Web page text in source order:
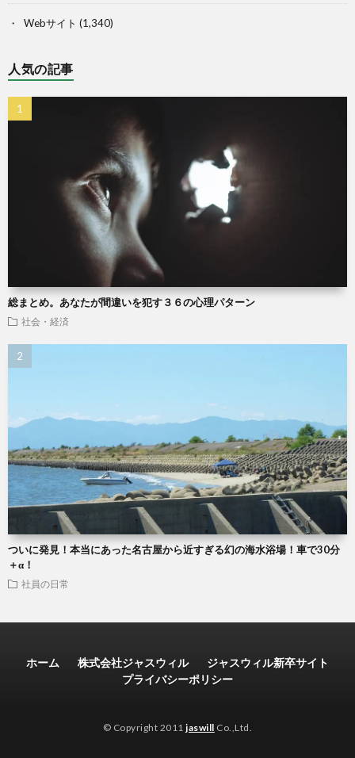
Webサイト (1,340)
人気の記事
総まとめ。あなたが間違いを犯す３６の心理パターン
社会・経済
ついに発見！本当にあった名古屋から近すぎる幻の海水浴場！車で30分
＋α！
社員の日常
ホーム 株式会社ジャスウィル
ジャスウィル新卒サイト
プライバシーポリシー
© Copyright 2011jaswill Co.,Ltd.